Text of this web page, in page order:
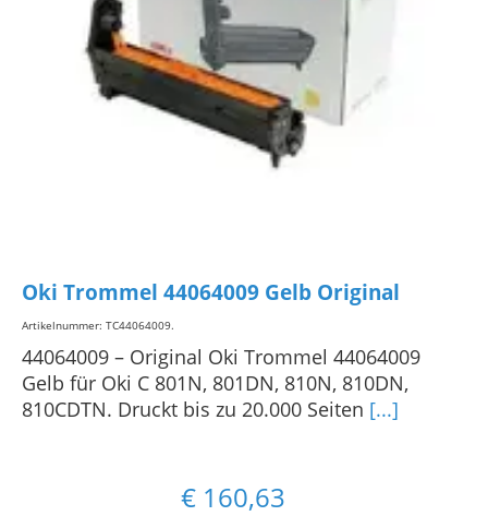
Oki Trommel 44064009 Gelb Original
Artikelnummer: TC44064009.
44064009 – Original Oki Trommel 44064009
Gelb für Oki C 801N, 801DN, 810N, 810DN,
810CDTN. Druckt bis zu 20.000 Seiten [...]
€ 160,63